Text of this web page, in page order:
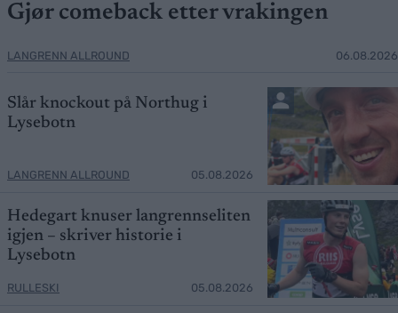
Gjør comeback etter vrakingen
LANGRENN ALLROUND 06.08.2026
Slår knockout på Northug i
Lysebotn
LANGRENN ALLROUND 05.08.2026
Hedegart knuser langrennseliten
igjen – skriver historie i
Lysebotn
RULLESKI 05.08.2026